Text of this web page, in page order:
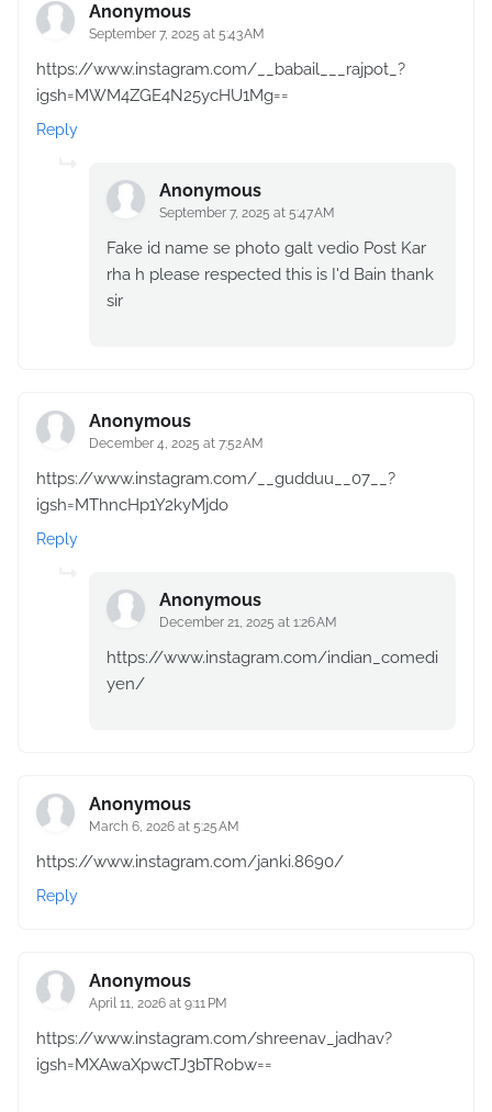
Anonymous
September 7, 2025 at 5:43 AM
https://www.instagram.com/__babail___rajpot_?
igsh=MWM4ZGE4N25ycHU1Mg==
Reply
Anonymous
September 7, 2025 at 5:47 AM
Fake id name se photo galt vedio Post Kar
rha h please respected this is I'd Bain thank
sir
Anonymous
December 4, 2025 at 7:52 AM
https://www.instagram.com/__gudduu__07__?
igsh=MThncHp1Y2kyMjdo
Reply
Anonymous
December 21, 2025 at 1:26 AM
https://www.instagram.com/indian_comedi
yen/
Anonymous
March 6, 2026 at 5:25 AM
https://www.instagram.com/janki.8690/
Reply
Anonymous
April 11, 2026 at 9:11 PM
https://www.instagram.com/shreenav_jadhav?
igsh=MXAwaXpwcTJ3bTRobw==